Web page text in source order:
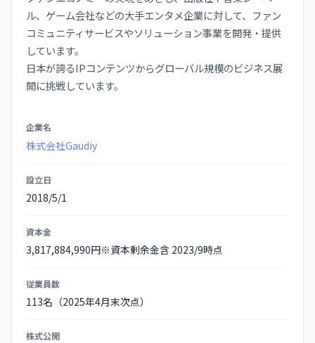
ル、ゲーム会社などの大手エンタメ企業に対して、ファン
コミュニティサービスやソリューション事業を開発・提供
しています。
日本が誇るIPコンテンツからグローバル規模のビジネス展
開に挑戦しています。
情
企業名
株式会社Gaudiy
設立日
2018/5/1
資本金
3,817,884,990円※資本剰余金含 2023/9時点
従業員数
113名（2025年4月末次点）
株式公開